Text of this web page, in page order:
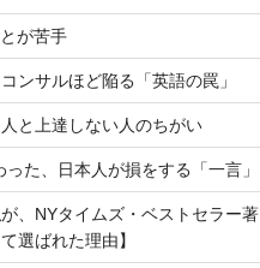
が苦手
ンサルほど陥る「英語の罠」
と上達しない人のちがい
た、日本人が損をする「一言」
、NYタイムズ・ベストセラー著
選ばれた理由】